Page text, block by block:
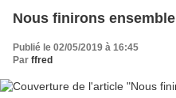
Nous finirons ensemble
Publié le 02/05/2019 à 16:45
Par ffred